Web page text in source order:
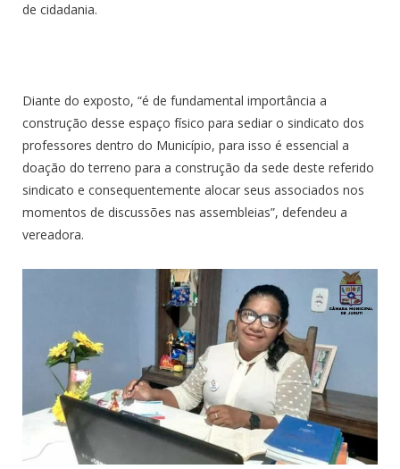
de cidadania.
Diante do exposto, “é de fundamental importância a
construção desse espaço físico para sediar o sindicato dos
professores dentro do Município, para isso é essencial a
doação do terreno para a construção da sede deste referido
sindicato e consequentemente alocar seus associados nos
momentos de discussões nas assembleias”, defendeu a
vereadora.